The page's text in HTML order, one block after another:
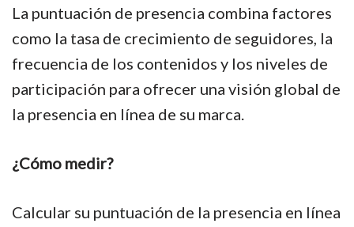
La puntuación de presencia combina factores
como la tasa de crecimiento de seguidores, la
frecuencia de los contenidos y los niveles de
participación para ofrecer una visión global de
la presencia en línea de su marca.
¿Cómo medir?
Calcular su puntuación de la presencia en línea